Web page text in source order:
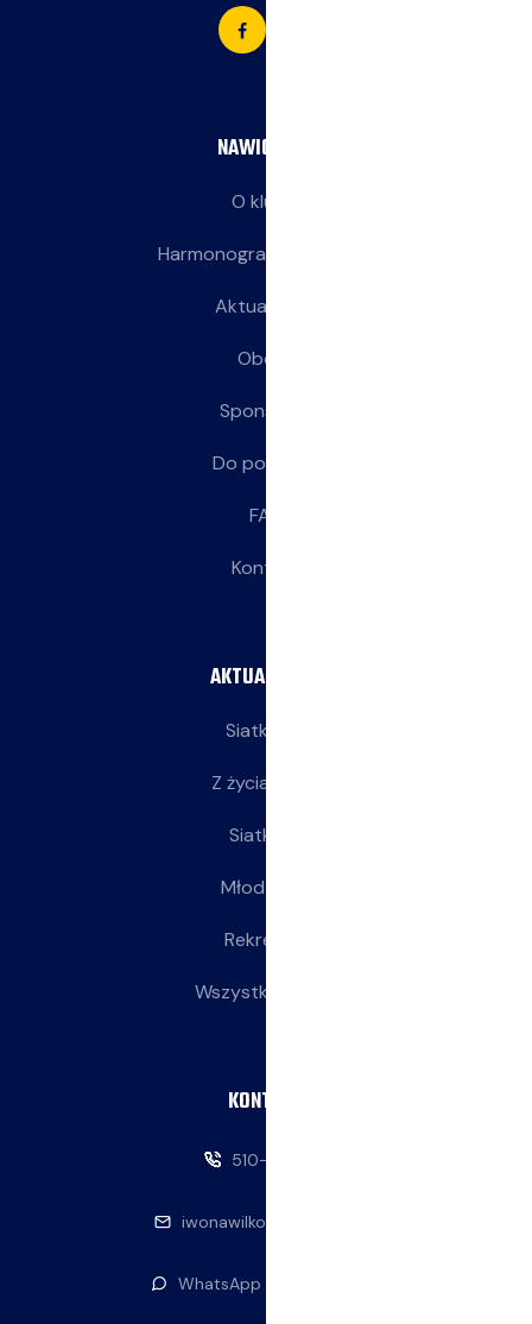
NAWIGACJA
O klubie
Harmonogram treningów
Aktualności
Obozy
Sponsorzy
Do pobrania
FAQ
Kontakt
AKTUALNOŚCI
Siatkarze
Z życia klubu
Siatkarki
Młodziczki
Rekreacja
Wszystkie wpisy
KONTAKT
510-146-069
iwonawilkowska@interia.pl
WhatsApp — napisz do nas